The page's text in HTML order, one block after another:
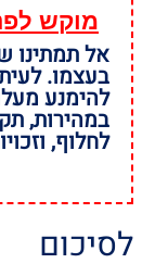
מוקש
אל תמתינו
בעצמו.
להימנע
במהירות,
לחלוף,
לסיכום